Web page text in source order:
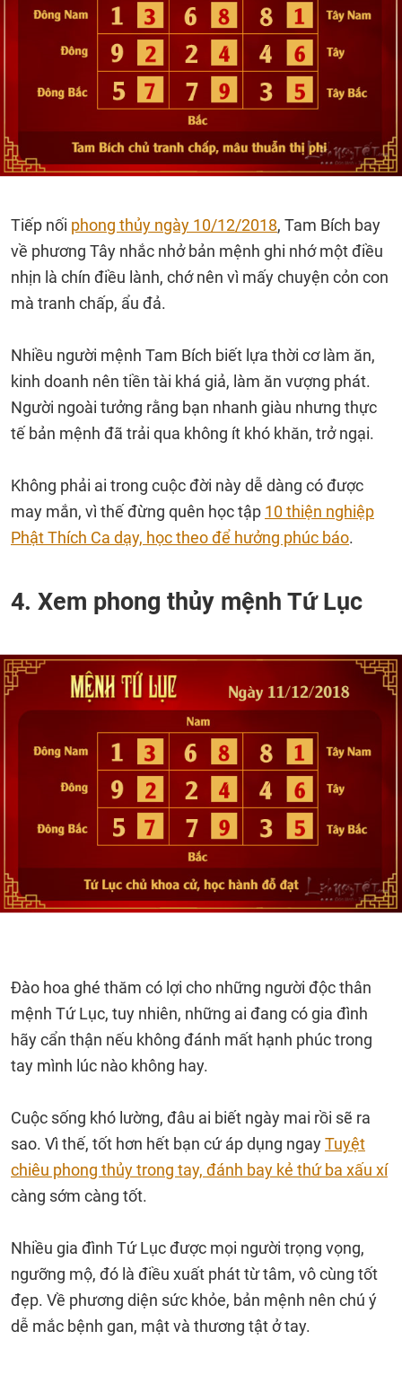
Tiếp nối phong thủy ngày 10/12/2018, Tam Bích bay
về phương Tây nhắc nhở bản mệnh ghi nhớ một điều
nhịn là chín điều lành, chớ nên vì mấy chuyện cỏn con
mà tranh chấp, ẩu đả.
Nhiều người mệnh Tam Bích biết lựa thời cơ làm ăn,
kinh doanh nên tiền tài khá giả, làm ăn vượng phát.
Người ngoài tưởng rằng bạn nhanh giàu nhưng thực
tế bản mệnh đã trải qua không ít khó khăn, trở ngại.
Không phải ai trong cuộc đời này dễ dàng có được
may mắn, vì thế đừng quên học tập 10 thiện nghiệp
Phật Thích Ca dạy, học theo để hưởng phúc báo.
4. Xem phong thủy mệnh Tứ Lục
Đào hoa ghé thăm có lợi cho những người độc thân
mệnh Tứ Lục, tuy nhiên, những ai đang có gia đình
hãy cẩn thận nếu không đánh mất hạnh phúc trong
tay mình lúc nào không hay.
Cuộc sống khó lường, đâu ai biết ngày mai rồi sẽ ra
sao. Vì thế, tốt hơn hết bạn cứ áp dụng ngayTuyệt
chiêu phong thủy trong tay, đánh bay kẻ thứ ba xấu xí
càng sớm càng tốt.
Nhiều gia đình Tứ Lục được mọi người trọng vọng,
ngưỡng mộ, đó là điều xuất phát từ tâm, vô cùng tốt
đẹp. Về phương diện sức khỏe, bản mệnh nên chú ý
dễ mắc bệnh gan, mật và thương tật ở tay.